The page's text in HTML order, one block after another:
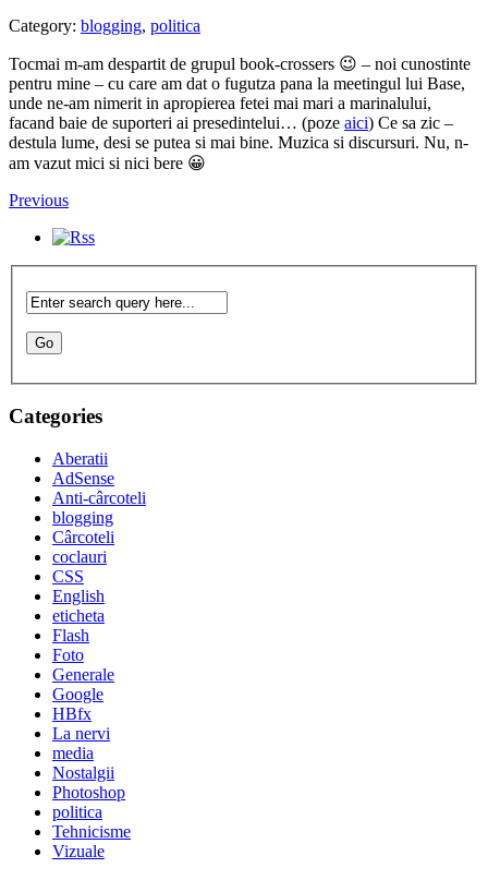
Category: blogging, politica
Tocmai m-am despartit de grupul book-crossers 😉 – noi cunostinte
pentru mine – cu care am dat o fugutza pana la meetingul lui Base,
unde ne-am nimerit in apropierea fetei mai mari a marinalului,
facand baie de suporteri ai presedintelui… (poze aici) Ce sa zic –
destula lume, desi se putea si mai bine. Muzica si discursuri. Nu, n-
am vazut mici si nici bere 😀
Previous
Categories
Aberatii
AdSense
Anti-cârcoteli
blogging
Cârcoteli
coclauri
CSS
English
eticheta
Flash
Foto
Generale
Google
HBfx
La nervi
media
Nostalgii
Photoshop
politica
Tehnicisme
Vizuale